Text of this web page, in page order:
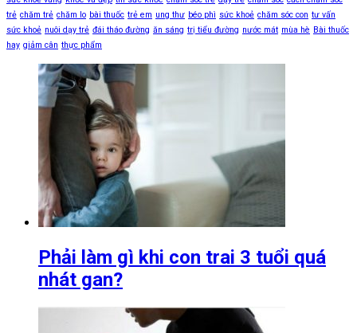
trẻ chăm trẻ chăm lo bài thuốc trẻ em ung thư béo phì sức khoẻ chăm sóc con tư vấn
sức khoẻ nuôi dạy trẻ đái tháo đường ăn sáng trị tiểu đường nước mát mùa hè Bài thuốc
hay giảm cân thực phẩm
Phải làm gì khi con trai 3 tuổi quá
nhát gan?